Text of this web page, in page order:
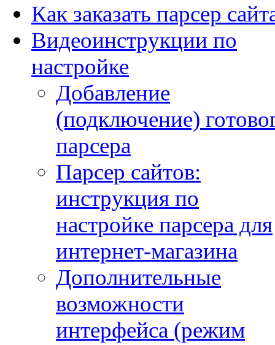
Как заказать парсер
Видеоинструкции по
настройке
Добавление
(подключение)
парсера
Парсер сайтов:
инструкция по
настройке парсера для
интернет-магазина
Дополнительные
возможности
интерфейса (режим